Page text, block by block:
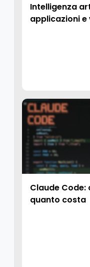
Intelligenza
applicazioni
Claude Code:
quanto costa